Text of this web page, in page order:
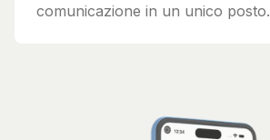
comunicazione in un unico posto.